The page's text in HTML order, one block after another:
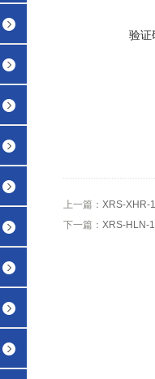
验证
上一篇： XRS-XHR-
下一篇： XRS-HLN-